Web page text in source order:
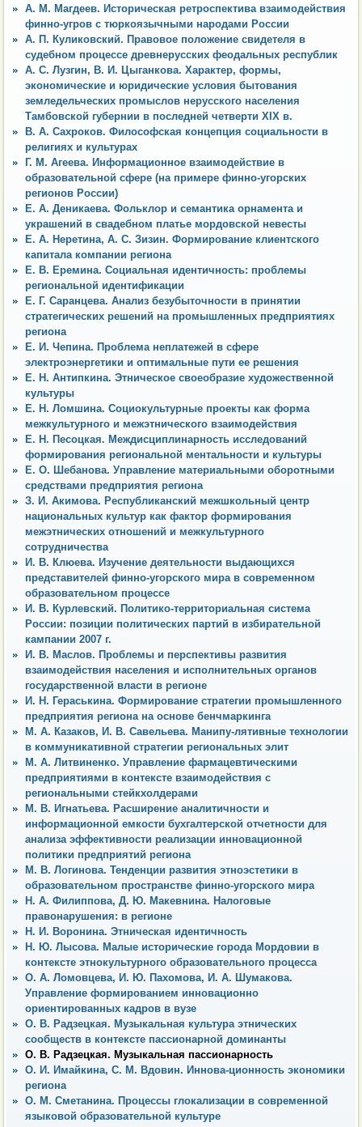
А. М. Магдеев. Историческая ретроспектива взаимодействия
финно-угров с тюркоязычными народами России
А. П. Куликовский. Правовое положение свидетеля в
судебном процессе древнерусских феодальных республик
А. С. Лузгин, В. И. Цыганкова. Характер, формы,
экономические и юридические условия бытования
земледельческих промыслов нерусского населения
Тамбовской губернии в последней четверти XIX в.
В. А. Сахроков. Философская концепция социальности в
религиях и культурах
Г. М. Агеева. Информационное взаимодействие в
образовательной сфере (на примере финно-угорских
регионов России)
Е. А. Деникаева. Фольклор и семантика орнамента и
украшений в свадебном платье мордовской невесты
Е. А. Неретина, А. С. Зизин. Формирование клиентского
капитала компании региона
Е. В. Еремина. Социальная идентичность: проблемы
региональной идентификации
Е. Г. Саранцева. Анализ безубыточности в принятии
стратегических решений на промышленных предприятиях
региона
Е. И. Чепина. Проблема неплатежей в сфере
электроэнергетики и оптимальные пути ее решения
Е. Н. Антипкина. Этническое своеобразие художественной
культуры
Е. Н. Ломшина. Социокультурные проекты как форма
межкультурного и межэтнического взаимодействия
Е. Н. Песоцкая. Междисциплинарность исследований
формирования региональной ментальности и культуры
Е. О. Шебанова. Управление материальными оборотными
средствами предприятия региона
З. И. Акимова. Республиканский межшкольный центр
национальных культур как фактор формирования
межэтнических отношений и межкультурного
сотрудничества
И. В. Клюева. Изучение деятельности выдающихся
представителей финно-угорского мира в современном
образовательном процессе
И. В. Курлевский. Политико-территориальная система
России: позиции политических партий в избирательной
кампании 2007 г.
И. В. Маслов. Проблемы и перспективы развития
взаимодействия населения и исполнительных органов
государственной власти в регионе
И. Н. Гераськина. Формирование стратегии промышленного
предприятия региона на основе бенчмаркинга
М. А. Казаков, И. В. Савельева. Манипу-лятивные технологии
в коммуникативной стратегии региональных элит
М. А. Литвиненко. Управление фармацевтическими
предприятиями в контексте взаимодействия с
региональными стейкхолдерами
М. В. Игнатьева. Расширение аналитичности и
информационной емкости бухгалтерской отчетности для
анализа эффективности реализации инновационной
политики предприятий региона
М. В. Логинова. Тенденции развития этноэстетики в
образовательном пространстве финно-угорского мира
Н. А. Филиппова, Д. Ю. Макевнина. Налоговые
правонарушения: в регионе
Н. И. Воронина. Этническая идентичность
Н. Ю. Лысова. Малые исторические города Мордовии в
контексте этнокультурного образовательного процесса
О. А. Ломовцева, И. Ю. Пахомова, И. А. Шумакова.
Управление формированием инновационно
ориентированных кадров в вузе
О. В. Радзецкая. Музыкальная культура этнических
сообществ в контексте пассионарной доминанты
О. В. Радзецкая. Музыкальная пассионарность
О. И. Имайкина, С. М. Вдовин. Иннова-ционность экономики
региона
О. М. Сметанина. Процессы глокализации в современной
языковой образовательной культуре